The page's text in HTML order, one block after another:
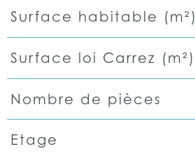
Surface habitable (m²)
Surface loi Carrez (m²)
Nombre de pièces
Etage